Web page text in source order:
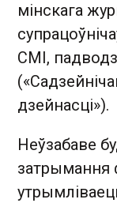
мінскага
СМІ,
дзейнасці»).
Неўзабаве
затрымання